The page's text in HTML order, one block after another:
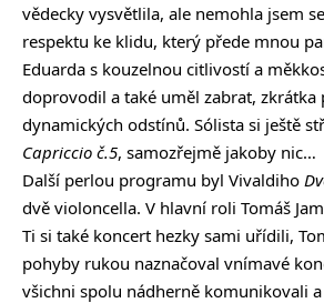
vědecky vysvětlila, ale nemohla jsem
respektu ke klidu, který přede mnou
Eduarda s kouzelnou citlivostí a
doprovodil a také uměl zabrat, zkrátka
dynamických odstínů. Sólista si ještě
Capriccio č.5, samozřejmě jakoby nic…
Další perlou programu byl Vivaldiho
dvě violoncella. V hlavní roli Tomáš
Ti si také koncert hezky sami uřídili,
pohyby rukou naznačoval vnímavé
všichni spolu nádherně komunikovali